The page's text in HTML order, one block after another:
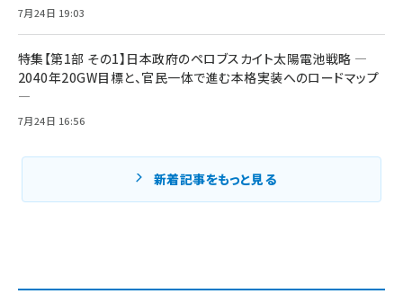
7月24日 19:03
特集【第1部 その1】日本政府のペロブスカイト太陽電池戦略 ―
2040年20GW目標と、官民一体で進む本格実装へのロードマップ
―
7月24日 16:56
新着記事をもっと見る